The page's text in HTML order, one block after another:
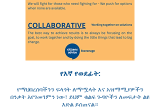
የእኛ የወደፊት:
የማህበረሰባችንን ፍላጎት ለማሟላት እና አዝማሚያዎችን
በንቃት እየገመገምን ነው፣ ይህም ቁልፍ ጉዳዮችን ለመፍታት ልዩ
እድል ይሰጠናል።